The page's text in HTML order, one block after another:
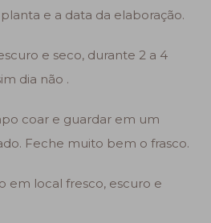
e a data da elaboração.
e seco, durante 2 a 4
dia não .
coar e guardar em um
Feche muito bem o frasco.
em local fresco, escuro e